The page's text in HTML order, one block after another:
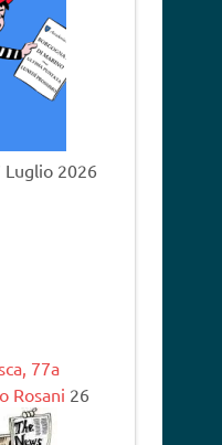
Luglio 2026
77a
Rosani 26